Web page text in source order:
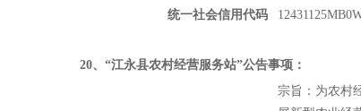
统一社会信用代码
20、“江永县农村经营服务站”公告事项：
宗旨：为农村